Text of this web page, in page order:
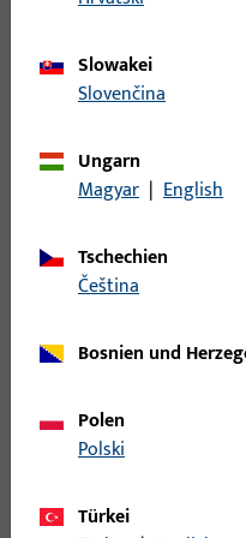
Getriebe 30
Unitas 93 Bo Typ
6-34142-04-0-1 |
GETRIEBE F25 L
2130
6-25451-04-0-1 |
Getriebe 30
Unitas 93 Bo Typ
Slowakei
Slovenčina
Ungarn
Magyar | English
Tschechien
čeština
Bosnien und
Polen
Polski
Türkei